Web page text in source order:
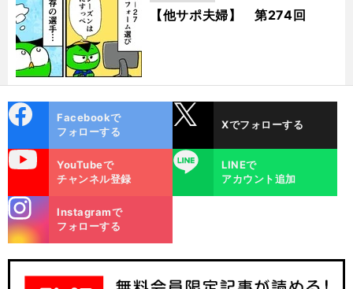
× 。
前
【他サポ夫婦】 第274回
ok
Facebookで
フォローする
Xでフォローする
YouTubeで
チャンネル登録
LINE
LINEで
アカウント追加
m
Instagramで
フォローする